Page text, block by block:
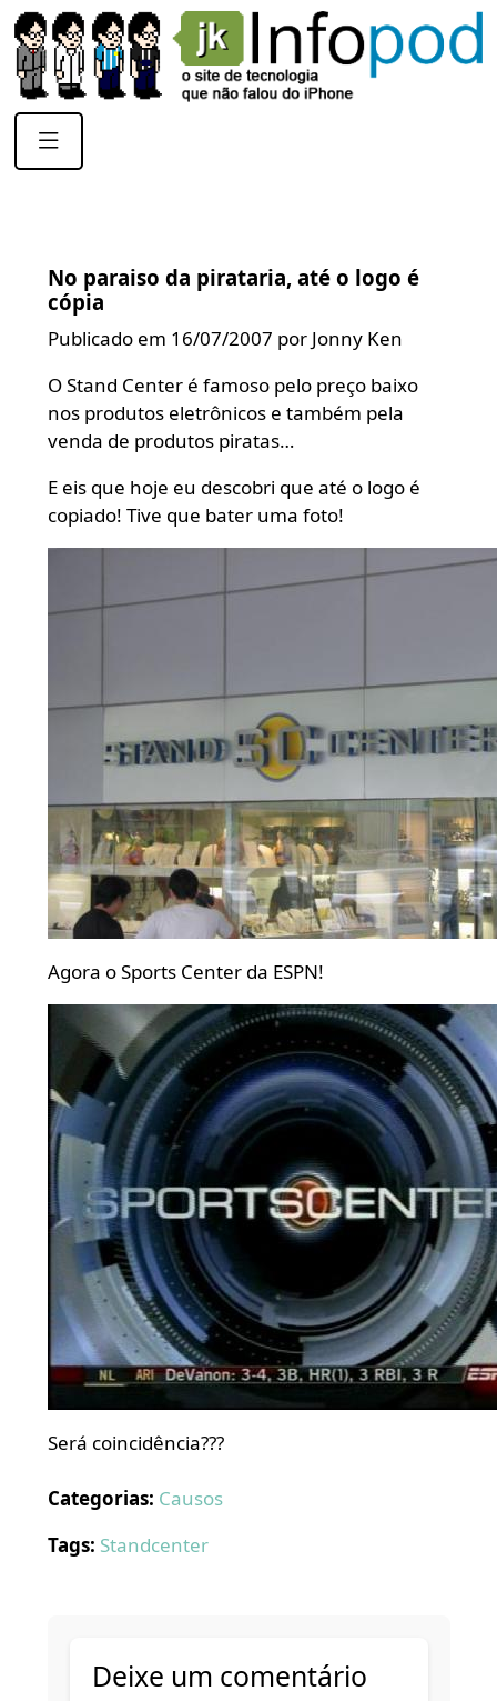
No paraiso da pirataria, até o logo é
cópia
Publicado em 16/07/2007 por Jonny Ken
O Stand Center é famoso pelo preço baixo
nos produtos eletrônicos e também pela
venda de produtos piratas…
E eis que hoje eu descobri que até o logo é
copiado! Tive que bater uma foto!
Agora o Sports Center da ESPN!
Será coincidência???
Categorias: Causos
Tags: Standcenter
Deixe um comentário